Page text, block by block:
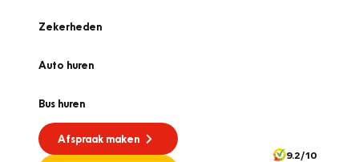
Zekerheden
Auto huren
Bus huren
Afspraak maken
9.2/10